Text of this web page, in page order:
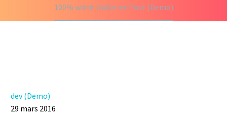
100% width Galleries Post (Demo)
dev (Demo)
29 mars 2016